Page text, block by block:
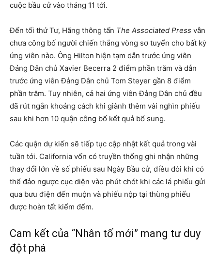
cuộc bầu cử vào tháng 11 tới.
Đến tối thứ Tư, Hãng thông tấn The Associated Press vẫn
chưa công bố người chiến thắng vòng sơ tuyển cho bất kỳ
ứng viên nào. Ông Hilton hiện tạm dẫn trước ứng viên
Đảng Dân chủ Xavier Becerra 2 điểm phần trăm và dẫn
trước ứng viên Đảng Dân chủ Tom Steyer gần 8 điểm
phần trăm. Tuy nhiên, cả hai ứng viên Đảng Dân chủ đều
đã rút ngắn khoảng cách khi giành thêm vài nghìn phiếu
sau khi hơn 10 quận công bố kết quả bổ sung.
Các quận dự kiến sẽ tiếp tục cập nhật kết quả trong vài
tuần tới. California vốn có truyền thống ghi nhận những
thay đổi lớn về số phiếu sau Ngày Bầu cử, điều đôi khi có
thể đảo ngược cục diện vào phút chót khi các lá phiếu gửi
qua bưu điện đến muộn và phiếu nộp tại thùng phiếu
được hoàn tất kiểm đếm.
Cam kết của “Nhân tố mới” mang tư duy
đột phá